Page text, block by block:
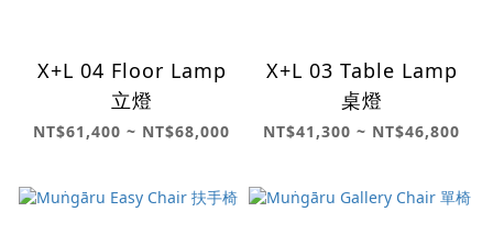
X+L 04 Floor Lamp
立燈
NT$61,400 ~ NT$68,000
X+L 03 Table Lamp
桌燈
NT$41,300 ~ NT$46,800